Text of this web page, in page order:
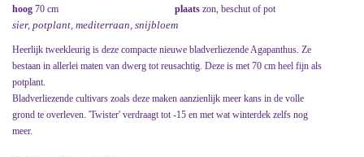
hoog 70 cm plaats zon, beschut of pot
sier, potplant, mediterraan, snijbloem
Heerlijk tweekleurig is deze compacte nieuwe bladverliezende Agapanthus. Ze
bestaan in allerlei maten van dwerg tot reusachtig. Deze is met 70 cm heel fijn als
potplant.
Bladverliezende cultivars zoals deze maken aanzienlijk meer kans in de volle
grond te overleven. 'Twister' verdraagt tot -15 en met wat winterdek zelfs nog
meer.